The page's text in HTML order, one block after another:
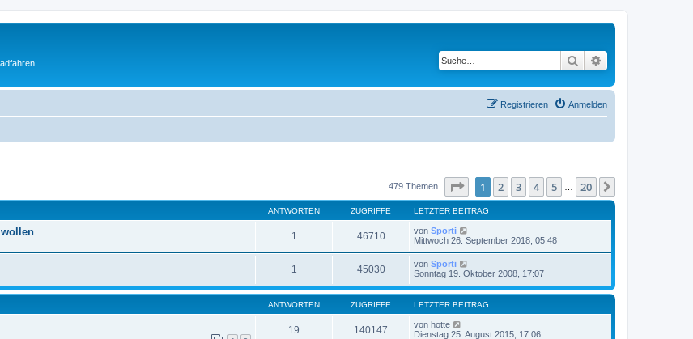
Suche
Anmelden
Registrieren
479 Themen Seite von20
1 2 3 4 5 20
ANTWORTEN ZUGRIFFE LETZTER BEITRAG
1 46710 von Sporti
Mittwoch 26. September 2018, 05:48
1 45030 von Sporti
Sonntag 19. Oktober 2008, 17:07
ANTWORTEN ZUGRIFFE LETZTER BEITRAG
19 140147 von hotte
Dienstag 25. August 2015, 17:06